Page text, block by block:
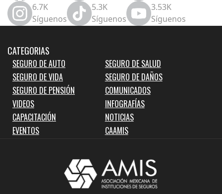
6.7K
Síguenos
5.3K
Síguenos
3.53K
Síguenos
CATEGORIAS
SEGURO DE AUTO
SEGURO DE SALUD
SEGURO DE VIDA
SEGURO DE DAÑOS
SEGURO DE PENSIÓN
COMUNICADOS
VIDEOS
INFOGRAFÍAS
CAPACITACIÓN
NOTICIAS
EVENTOS
CAAMIS